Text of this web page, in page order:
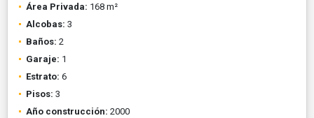
Área Privada: 168 m²
Alcobas: 3
Baños: 2
Garaje: 1
Estrato: 6
Pisos: 3
Año construcción: 2000